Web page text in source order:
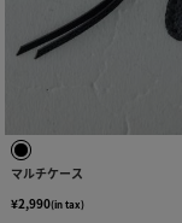
マルチケース
¥2,990(in tax)